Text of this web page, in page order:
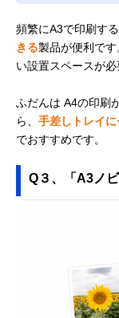
頻繁にA3で印刷する
きる製品が便利で
い設置スペースが必
ふだんは A4の印刷
ら、 手差しトレイ
でおすすめです。
Q３、「A3ノ